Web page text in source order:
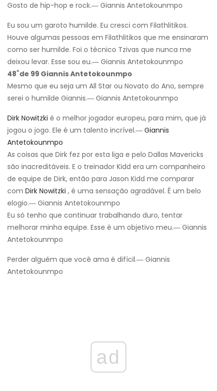
Gosto de hip-hop e rock.― Giannis Antetokounmpo
Eu sou um garoto humilde. Eu cresci com Filathlitikos.
Houve algumas pessoas em Filathlitikos que me ensinaram
como ser humilde. Foi o técnico Tzivas que nunca me
deixou levar. Esse sou eu.― Giannis Antetokounmpo
48ºde 99 Giannis Antetokounmpo
Mesmo que eu seja um All Star ou Novato do Ano, sempre
serei o humilde Giannis.― Giannis Antetokounmpo
Dirk Nowitzki é o melhor jogador europeu, para mim, que já
jogou o jogo. Ele é um talento incrível.― Giannis
Antetokounmpo
As coisas que Dirk fez por esta liga e pelo Dallas Mavericks
são inacreditáveis. E o treinador Kidd era um companheiro
de equipe de Dirk, então para Jason Kidd me comparar
com Dirk Nowitzki , é uma sensação agradável. É um belo
elogio.― Giannis Antetokounmpo
Eu só tenho que continuar trabalhando duro, tentar
melhorar minha equipe. Esse é um objetivo meu.― Giannis
Antetokounmpo
Perder alguém que você ama é difícil.― Giannis
Antetokounmpo
ad